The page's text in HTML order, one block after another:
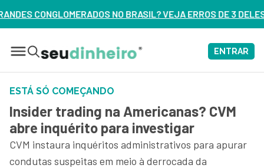
VEJA ERROS DE 3 DELES – ASSISTA AGORA
ENTRAR
ESTÁ SÓ COMEÇANDO
Insider trading na Americanas? CVM
abre inquérito para investigar
CVM instaura inquéritos administrativos para apurar
condutas suspeitas em meio à derrocada da